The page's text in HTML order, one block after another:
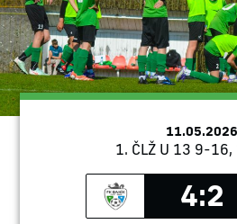
11.05.2026
1. ČLŽ U 13 9-
4:2